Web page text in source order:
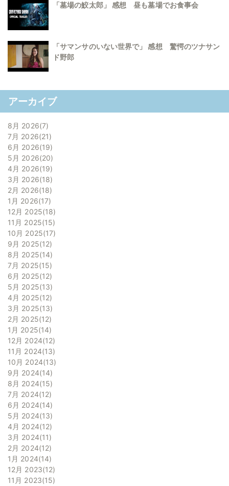
「墓場の鮫太郎」 感想 昼も墓場でお食事会
「サマンサのいない世界で」 感想 驚愕のツナサン
ド野郎
アーカイブ
8月 2026 7
7月 2026 21
6月 2026 19
5月 2026 20
4月 2026 19
3月 2026 18
2月 2026 18
1月 2026 17
12月 2025 18
11月 2025 15
10月 2025 17
9月 2025 12
8月 2025 14
7月 2025 15
6月 2025 12
5月 2025 13
4月 2025 12
3月 2025 13
2月 2025 12
1月 2025 14
12月 2024 12
11月 2024 13
10月 2024 13
9月 2024 14
8月 2024 15
7月 2024 12
6月 2024 14
5月 2024 13
4月 2024 12
3月 2024 11
2月 2024 12
1月 2024 14
12月 2023 12
11月 2023 15